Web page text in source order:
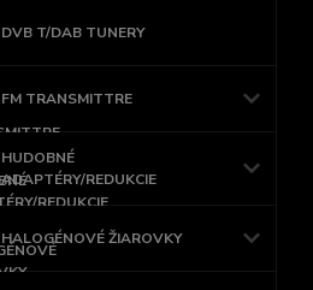
DVB T/DAB TUNERY
FM TRANSMITTRE
HUDOBNÉ
ADAPTÉRY/REDUKCIE
HALOGÉNOVÉ ŽIAROVKY